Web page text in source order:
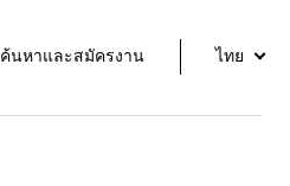
ค้นหาและสมัครงาน ไทย